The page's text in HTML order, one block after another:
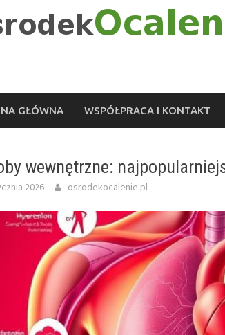
GŁÓWNA WSPÓŁPRACA I KONTAKT
wewnętrzne:
2026 osrodekocalenie.pl